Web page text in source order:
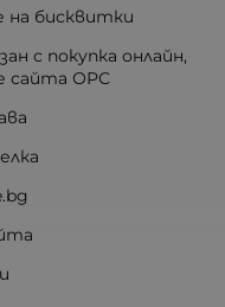
на бисквитки
с покупка онлайн,
сайта ОРС